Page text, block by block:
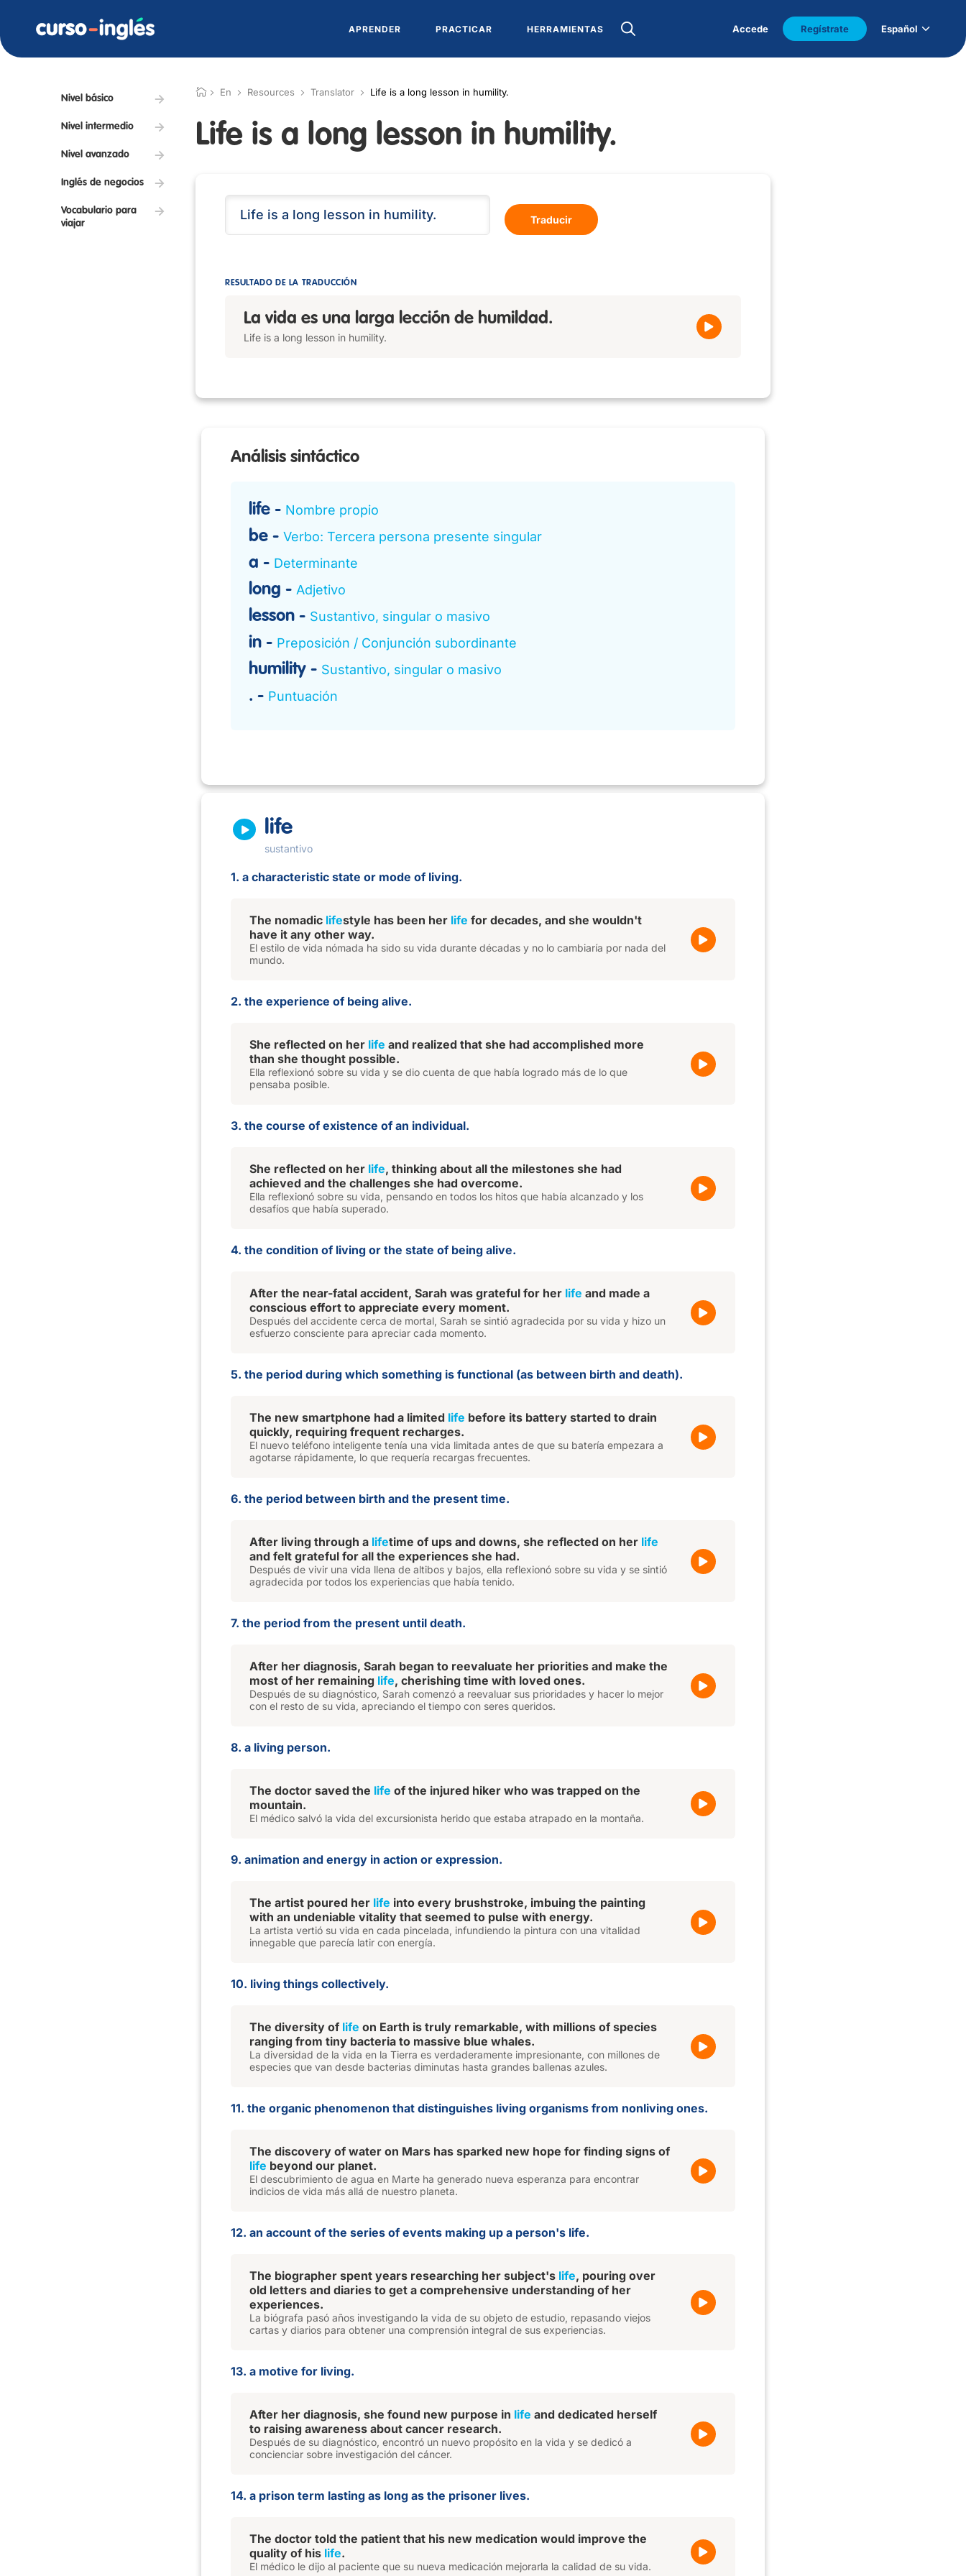
APRENDER PRACTICAR HERRAMIENTAS Accede Regístrate Español
Nivel básico
Nivel intermedio
Nivel avanzado
Inglés de negocios
Vocabulario para
viajar
En Resources Translator Life is a long lesson in humility.
Life is a long lesson in humility.
Traducir
RESULTADO DE LA TRADUCCIÓN
La vida es una larga lección de humildad.
Life is a long lesson in humility.
Análisis sintáctico
life Nombre propio
be Verbo: Tercera persona presente singular
a Determinante
long Adjetivo
lesson Sustantivo, singular o masivo
in Preposición / Conjunción subordinante
humility Sustantivo, singular o masivo
. Puntuación
life
sustantivo
1. a characteristic state or mode of living.
The nomadic lifestyle has been her life for decades, and she wouldn't
have it any other way.
El estilo de vida nómada ha sido su vida durante décadas y no lo cambiaría por nada del
mundo.
2. the experience of being alive.
She reflected on her life and realized that she had accomplished more
than she thought possible.
Ella reflexionó sobre su vida y se dio cuenta de que había logrado más de lo que
pensaba posible.
3. the course of existence of an individual.
She reflected on her life, thinking about all the milestones she had
achieved and the challenges she had overcome.
Ella reflexionó sobre su vida, pensando en todos los hitos que había alcanzado y los
desafíos que había superado.
4. the condition of living or the state of being alive.
After the near-fatal accident, Sarah was grateful for her life and made a
conscious effort to appreciate every moment.
Después del accidente cerca de mortal, Sarah se sintió agradecida por su vida y hizo un
esfuerzo consciente para apreciar cada momento.
5. the period during which something is functional (as between birth and death).
The new smartphone had a limited life before its battery started to drain
quickly, requiring frequent recharges.
El nuevo teléfono inteligente tenía una vida limitada antes de que su batería empezara a
agotarse rápidamente, lo que requería recargas frecuentes.
6. the period between birth and the present time.
After living through a lifetime of ups and downs, she reflected on her life
and felt grateful for all the experiences she had.
Después de vivir una vida llena de altibos y bajos, ella reflexionó sobre su vida y se sintió
agradecida por todos los experiencias que había tenido.
7. the period from the present until death.
After her diagnosis, Sarah began to reevaluate her priorities and make the
most of her remaining life, cherishing time with loved ones.
Después de su diagnóstico, Sarah comenzó a reevaluar sus prioridades y hacer lo mejor
con el resto de su vida, apreciando el tiempo con seres queridos.
8. a living person.
The doctor saved the life of the injured hiker who was trapped on the
mountain.
El médico salvó la vida del excursionista herido que estaba atrapado en la montaña.
9. animation and energy in action or expression.
The artist poured her life into every brushstroke, imbuing the painting
with an undeniable vitality that seemed to pulse with energy.
La artista vertió su vida en cada pincelada, infundiendo la pintura con una vitalidad
innegable que parecía latir con energía.
10. living things collectively.
The diversity of life on Earth is truly remarkable, with millions of species
ranging from tiny bacteria to massive blue whales.
La diversidad de la vida en la Tierra es verdaderamente impresionante, con millones de
especies que van desde bacterias diminutas hasta grandes ballenas azules.
11. the organic phenomenon that distinguishes living organisms from nonliving ones.
The discovery of water on Mars has sparked new hope for finding signs of
life beyond our planet.
El descubrimiento de agua en Marte ha generado nueva esperanza para encontrar
indicios de vida más allá de nuestro planeta.
12. an account of the series of events making up a person's life.
The biographer spent years researching her subject's life, pouring over
old letters and diaries to get a comprehensive understanding of her
experiences.
La biógrafa pasó años investigando la vida de su objeto de estudio, repasando viejos
cartas y diarios para obtener una comprensión integral de sus experiencias.
13. a motive for living.
After her diagnosis, she found new purpose in life and dedicated herself
to raising awareness about cancer research.
Después de su diagnóstico, encontró un nuevo propósito en la vida y se dedicó a
concienciar sobre investigación del cáncer.
14. a prison term lasting as long as the prisoner lives.
The doctor told the patient that his new medication would improve the
quality of his life.
El médico le dijo al paciente que su nueva medicación mejorarla la calidad de su vida.